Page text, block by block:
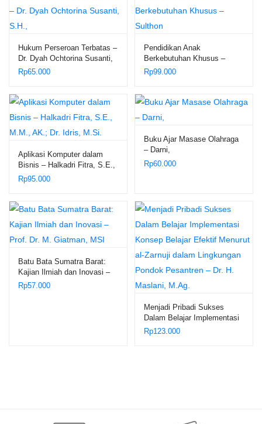
Hukum Perseroan Terbatas –
Dr. Dyah Ochtorina Susanti,
S.H.,
Rp65.000
Pendidikan Anak
Berkebutuhan Khusus –
Sulthon
Rp99.000
Aplikasi Komputer dalam
Bisnis – Halkadri Fitra, S.E.,
M.M., AK.; Dr. Idris, M.Si.
Rp95.000
Buku Ajar Masase Olahraga
– Darni,
Rp60.000
Batu Bata Sumatra Barat:
Kajian Ilmiah dan Inovasi –
Prof. Dr. M. Giatman, MSI
Rp57.000
Menjadi Pribadi Sukses
Dalam Belajar Implementasi
Konsep Belajar Efektif
Rp123.000